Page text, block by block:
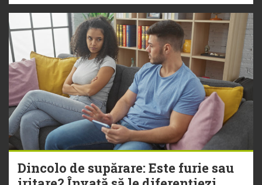
Dincolo de supărare: Este furie sau